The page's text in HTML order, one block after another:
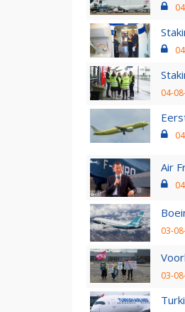
04-
Air
03-
03-